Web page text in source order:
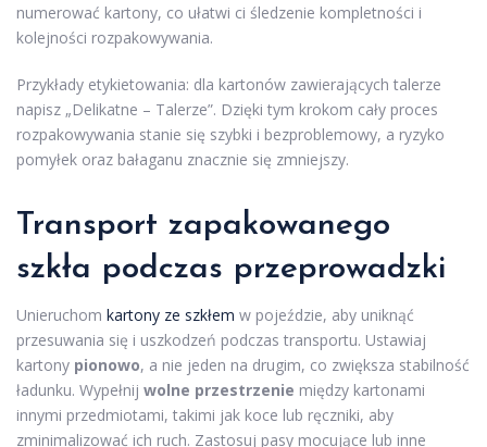
numerować kartony, co ułatwi ci śledzenie kompletności i
kolejności rozpakowywania.
Przykłady etykietowania: dla kartonów zawierających talerze
napisz „Delikatne – Talerze”. Dzięki tym krokom cały proces
rozpakowywania stanie się szybki i bezproblemowy, a ryzyko
pomyłek oraz bałaganu znacznie się zmniejszy.
Transport zapakowanego
szkła podczas przeprowadzki
Unieruchom kartony ze szkłem w pojeździe, aby uniknąć
przesuwania się i uszkodzeń podczas transportu. Ustawiaj
kartony pionowo, a nie jeden na drugim, co zwiększa stabilność
ładunku. Wypełnij wolne przestrzenie między kartonami
innymi przedmiotami, takimi jak koce lub ręczniki, aby
zminimalizować ich ruch. Zastosuj pasy mocujące lub inne